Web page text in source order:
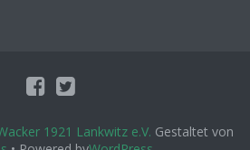
1921 Lankwitz e.V. Gestaltet von